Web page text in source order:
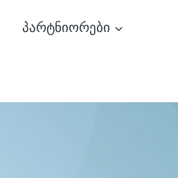
პარტნიორები